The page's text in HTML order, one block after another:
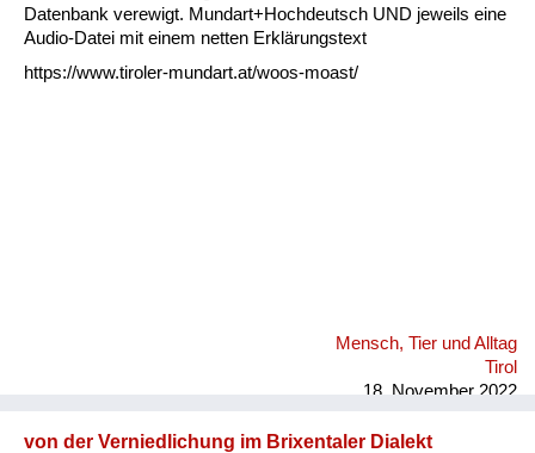
Datenbank verewigt. Mundart+Hochdeutsch UND jeweils eine
Audio-Datei mit einem netten Erklärungstext
https://www.tiroler-mundart.at/woos-moast/
Mensch, Tier und Alltag
Tirol
18. November 2022
von der Verniedlichung im Brixentaler Dialekt